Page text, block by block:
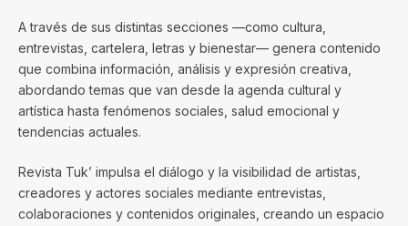
A través de sus distintas secciones —como cultura,
entrevistas, cartelera, letras y bienestar— genera contenido
que combina información, análisis y expresión creativa,
abordando temas que van desde la agenda cultural y
artística hasta fenómenos sociales, salud emocional y
tendencias actuales.
Revista Tuk’ impulsa el diálogo y la visibilidad de artistas,
creadores y actores sociales mediante entrevistas,
colaboraciones y contenidos originales, creando un espacio